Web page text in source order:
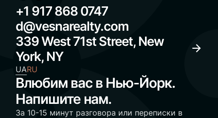
+1 917 868 0747
d@vesnarealty.com
339 West 71st Street, New
York, NY
UARU
Влюбим вас в Нью-Йорк.
Напишите нам.
За 10-15 минут разговора или переписки в